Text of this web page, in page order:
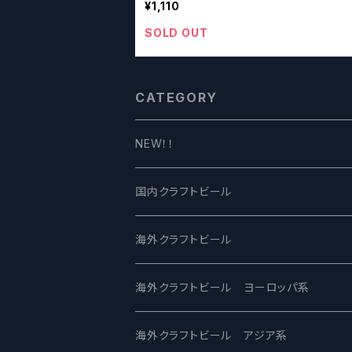
¥1,110
SOLD OUT
CATEGORY
NEW！！
国内クラフトビール
UCHU BREWING -うちゅうブルーイング
バテレ -VERTERE
2nd Story Ale Works -セカンドストーリ
海外クラフトビール
Modern Times モダンタイムズ
Maui マウイ
海外クラフトビール ヨーロッパ系
UnBarred -アンバード
海外クラフトビール アジア系